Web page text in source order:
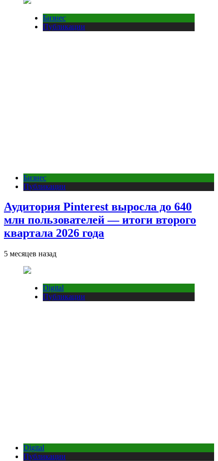
Бизнес
Публикации
Бизнес
Публикации
Аудитория Pinterest выросла до 640
млн пользователей — итоги второго
квартала 2026 года
5 месяцев назад
Digital
Публикации
Digital
Публикации